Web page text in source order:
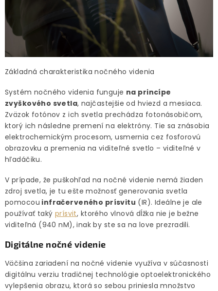
Základná charakteristika nočného videnia
Systém nočného videnia funguje na princípe
zvyškového svetla, najčastejšie od hviezd a mesiaca.
Zväzok fotónov z ich svetla prechádza fotonásobičom,
ktorý ich následne premení na elektróny. Tie sa znásobia
elektrochemickým procesom, usmernia cez fosforovú
obrazovku a premenia na viditeľné svetlo – viditeľné v
hľadáčiku.
V prípade, že puškohľad na nočné videnie nemá žiaden
zdroj svetla, je tu ešte možnosť generovania svetla
pomocou infračerveného prísvitu (IR). Ideálne je ale
používať taký prísvit, ktorého vlnová dĺžka nie je bežne
viditeľná (940 nM), inak by ste sa na love prezradili.
Digitálne nočné videnie
Väčšina zariadení na nočné videnie využíva v súčasnosti
digitálnu verziu tradičnej technológie optoelektronického
vylepšenia obrazu, ktorá so sebou priniesla množstvo